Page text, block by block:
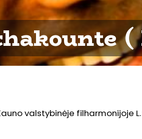
valstybinėje filharmonijoje